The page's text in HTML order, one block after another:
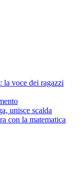
la voce dei ragazzi
unisce scalda
con la matematica